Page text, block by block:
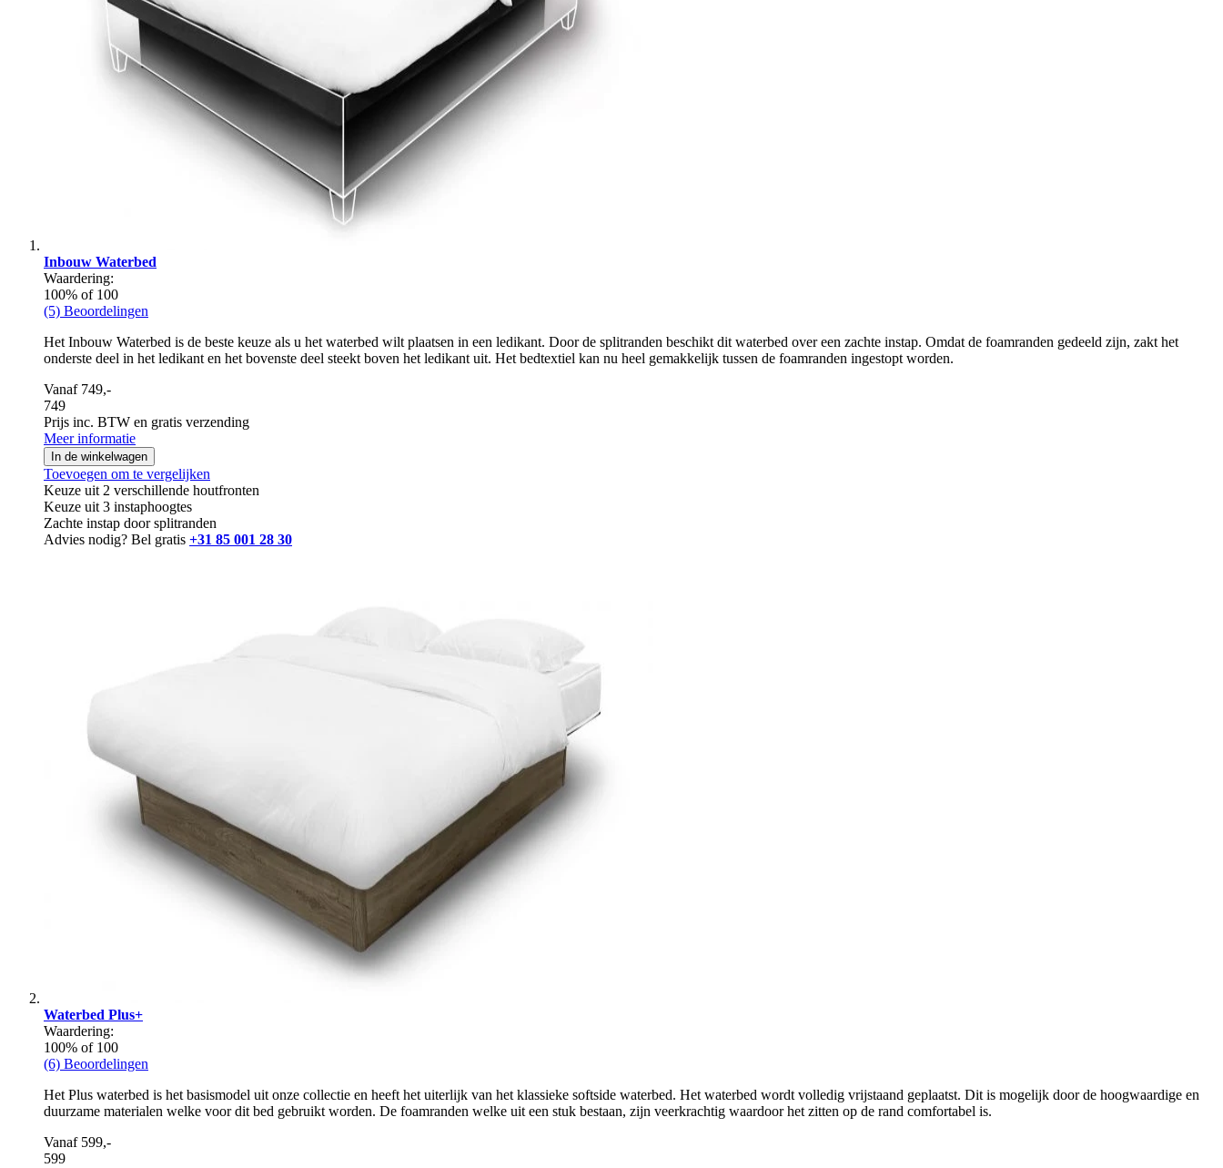
Inbouw Waterbed
Waardering:
100% of 100
(5) Beoordelingen
Het Inbouw Waterbed is de beste keuze als u het waterbed wilt plaatsen in een ledikant. Door de splitranden beschikt dit waterbed over een zachte instap. Omdat de foamranden gedeeld zijn, zakt het
onderste deel in het ledikant en het bovenste deel steekt boven het ledikant uit. Het bedtextiel kan nu heel gemakkelijk tussen de foamranden ingestopt worden.
Vanaf 749,-
749
Prijs inc. BTW en gratis verzending
Meer informatie
In de winkelwagen
Toevoegen om te vergelijken
Keuze uit 2 verschillende houtfronten
Keuze uit 3 instaphoogtes
Zachte instap door splitranden
Advies nodig? Bel gratis +31 85 001 28 30
Waterbed Plus+
Waardering:
100% of 100
(6) Beoordelingen
Het Plus waterbed is het basismodel uit onze collectie en heeft het uiterlijk van het klassieke softside waterbed. Het waterbed wordt volledig vrijstaand geplaatst. Dit is mogelijk door de hoogwaardige en
duurzame materialen welke voor dit bed gebruikt worden. De foamranden welke uit een stuk bestaan, zijn veerkrachtig waardoor het zitten op de rand comfortabel is.
Vanaf 599,-
599